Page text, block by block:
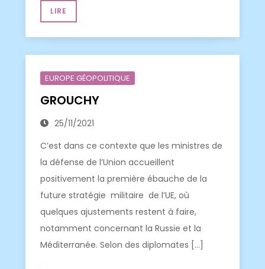
LIRE
EUROPE GÉOPOLITIQUE
GROUCHY
25/11/2021
C’est dans ce contexte que les ministres de
la défense de l’Union accueillent
positivement la première ébauche de la
future stratégie militaire de l’UE, où
quelques ajustements restent à faire,
notamment concernant la Russie et la
Méditerranée. Selon des diplomates […]